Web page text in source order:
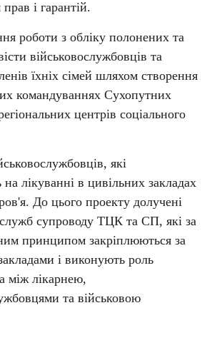
і гарантій.
роботи з обліку полонених та
військовослужбовців та
їхніх сімей шляхом створення
командуваннях Сухопутних
центрів соціального
які
лікуванні в цивільних закладах
До цього проекту долучені
супроводу ТЦК та СП, які за
принципом закріплюються за
і виконують роль
між лікарнею,
та військовою